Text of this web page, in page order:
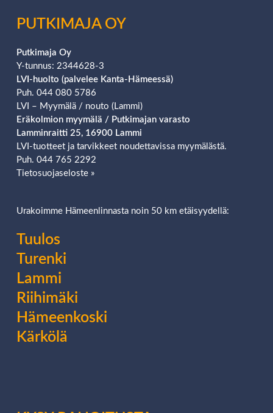
PUTKIMAJA OY
Putkimaja Oy
Y-tunnus: 2344628-3
LVI-huolto (palvelee Kanta-Hämeessä)
Puh. 044 080 5786
LVI – Myymälä / nouto (Lammi)
Eräkolmionmyymälä / Putkimajan varasto
Lamminraitti 25, 16900 Lammi
LVI-tuotteet ja tarvikkeet noudettavissa myymälästä.
Puh. 044 765 2292
Tietosuojaseloste »
Urakoimme Hämeenlinnasta noin 50 km etäisyydellä:
Tuulos
Turenki
Lammi
Riihimäki
Hämeenkoski
Kärkölä